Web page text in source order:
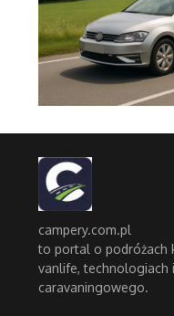
campery.com.pl
to portal o podróżach
vanlife, technologiach
caravaningowego.